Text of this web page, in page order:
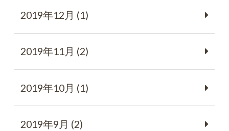
2019年12月 (1)
2019年11月 (2)
2019年10月 (1)
2019年9月 (2)